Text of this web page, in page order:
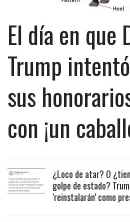
El día en que
Trump
sus
con ¡un
¿Loco de atar? O
golpe de estado?
‘reinstalarán’ como